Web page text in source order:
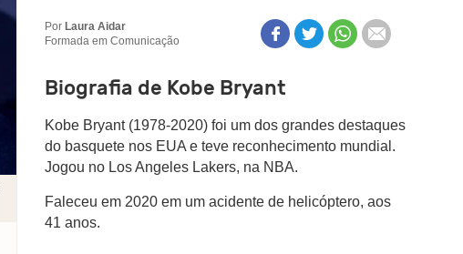
Por Laura Aidar
Formada em Comunicação
Biografia de Kobe Bryant
Kobe Bryant (1978-2020) foi um dos grandes destaques
do basquete nos EUA e teve reconhecimento mundial.
Jogou no Los Angeles Lakers, na NBA.
Faleceu em 2020 em um acidente de helicóptero, aos
41 anos.